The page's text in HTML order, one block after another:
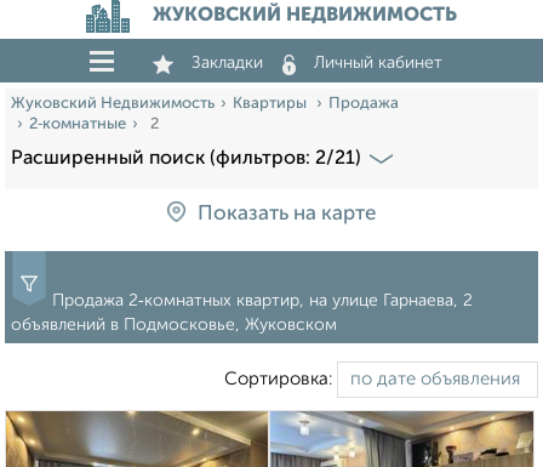
ЖУКОВСКИЙ НЕДВИЖИМОСТЬ
Закладки Личный кабинет
Жуковский Недвижимость Квартиры
Продажа
2‑комнатные
2
Расширенный поиск (фильтров: 2/21)
Показать на карте
Продажа 2‑комнатных квартир, на улице Гарнаева, 2
объявлений в Подмосковье, Жуковском
Сортировка: